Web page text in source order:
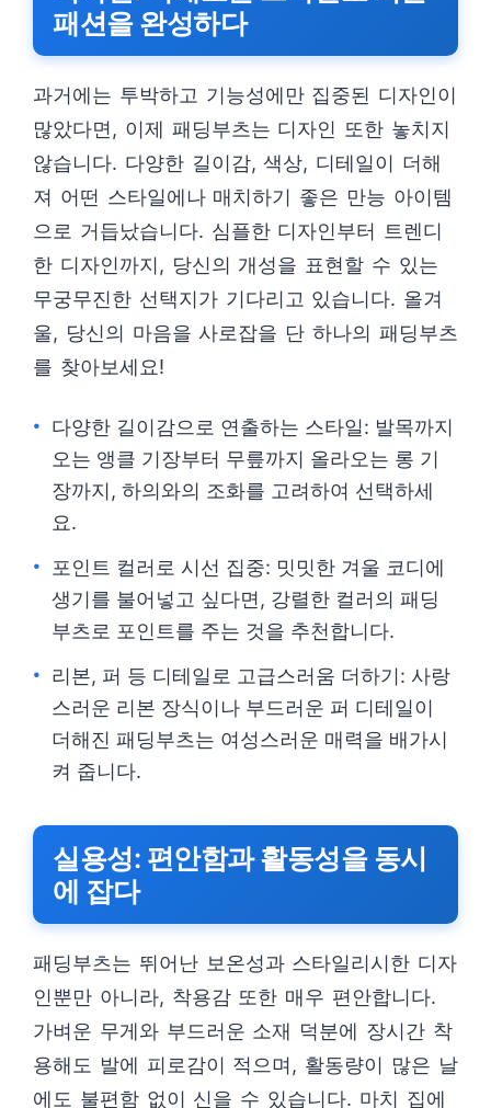
패션을 완성하다
과거에는 투박하고 기능성에만 집중된 디자인이
많았다면, 이제 패딩부츠는 디자인 또한 놓치지
않습니다. 다양한 길이감, 색상, 디테일이 더해
져 어떤 스타일에나 매치하기 좋은 만능 아이템
으로 거듭났습니다. 심플한 디자인부터 트렌디
한 디자인까지, 당신의 개성을 표현할 수 있는
무궁무진한 선택지가 기다리고 있습니다. 올겨
울, 당신의 마음을 사로잡을 단 하나의 패딩부츠
를 찾아보세요!
다양한 길이감으로 연출하는 스타일: 발목까지
오는 앵클 기장부터 무릎까지 올라오는 롱 기
장까지, 하의와의 조화를 고려하여 선택하세
요.
포인트 컬러로 시선 집중: 밋밋한 겨울 코디에
생기를 불어넣고 싶다면, 강렬한 컬러의 패딩
부츠로 포인트를 주는 것을 추천합니다.
리본, 퍼 등 디테일로 고급스러움 더하기: 사랑
스러운 리본 장식이나 부드러운 퍼 디테일이
더해진 패딩부츠는 여성스러운 매력을 배가시
켜 줍니다.
실용성: 편안함과 활동성을 동시
에 잡다
패딩부츠는 뛰어난 보온성과 스타일리시한 디자
인뿐만 아니라, 착용감 또한 매우 편안합니다.
가벼운 무게와 부드러운 소재 덕분에 장시간 착
용해도 발에 피로감이 적으며, 활동량이 많은 날
에도 불편함 없이 신을 수 있습니다. 마치 집에